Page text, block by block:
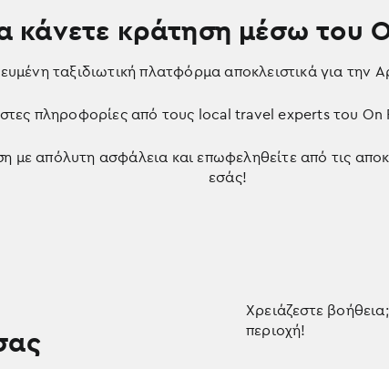
κάνετε κράτηση μέσω του
ταξιδιωτική πλατφόρμα αποκλειστικά για
πληροφορίες από τους local travel experts του On
με απόλυτη ασφάλεια και επωφεληθείτε από τις
εσάς!
Χρειάζεστε
περιοχή!